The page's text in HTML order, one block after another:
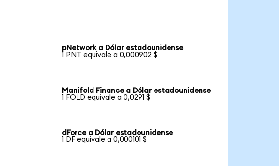
pNetwork a Dólar estadounidense
1 PNT equivale a 0,000902 $
Manifold Finance a Dólar estadounidense
1 FOLD equivale a 0,0291 $
dForce a Dólar estadounidense
1 DF equivale a 0,000101 $